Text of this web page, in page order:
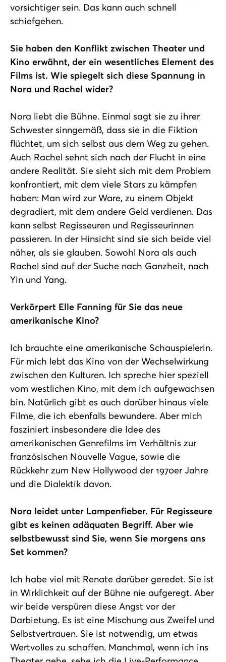
vorsichtiger sein. Das kann auch schnell
schiefgehen.
Sie haben den Konflikt zwischen Theater und
Kino erwähnt, der ein wesentliches Element des
Films ist. Wie spiegelt sich diese Spannung in
Nora und Rachel wider?
Nora liebt die Bühne. Einmal sagt sie zu ihrer
Schwester sinngemäß, dass sie in die Fiktion
flüchtet, um sich selbst aus dem Weg zu gehen.
Auch Rachel sehnt sich nach der Flucht in eine
andere Realität. Sie sieht sich mit dem Problem
konfrontiert, mit dem viele Stars zu kämpfen
haben: Man wird zur Ware, zu einem Objekt
degradiert, mit dem andere Geld verdienen. Das
kann selbst Regisseuren und Regisseurinnen
passieren. In der Hinsicht sind sie sich beide viel
näher, als sie glauben. Sowohl Nora als auch
Rachel sind auf der Suche nach Ganzheit, nach
Yin und Yang.
Verkörpert Elle Fanning für Sie das neue
amerikanische Kino?
Ich brauchte eine amerikanische Schauspielerin.
Für mich lebt das Kino von der Wechselwirkung
zwischen den Kulturen. Ich spreche hier speziell
vom westlichen Kino, mit dem ich aufgewachsen
bin. Natürlich gibt es auch darüber hinaus viele
Filme, die ich ebenfalls bewundere. Aber mich
fasziniert insbesondere die Idee des
amerikanischen Genrefilms im Verhältnis zur
französischen Nouvelle Vague, sowie die
Rückkehr zum New Hollywood der 1970er Jahre
und die Dialektik davon.
Nora leidet unter Lampenfieber. Für Regisseure
gibt es keinen adäquaten Begriff. Aber wie
selbstbewusst sind Sie, wenn Sie morgens ans
Set kommen?
Ich habe viel mit Renate darüber geredet. Sie ist
in Wirklichkeit auf der Bühne nie aufgeregt. Aber
wir beide verspüren diese Angst vor der
Darbietung. Es ist eine Mischung aus Zweifel und
Selbstvertrauen. Sie ist notwendig, um etwas
Wertvolles zu schaffen. Manchmal, wenn ich ins